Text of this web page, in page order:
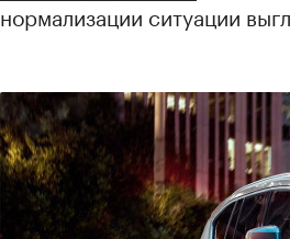
нормализации ситуации